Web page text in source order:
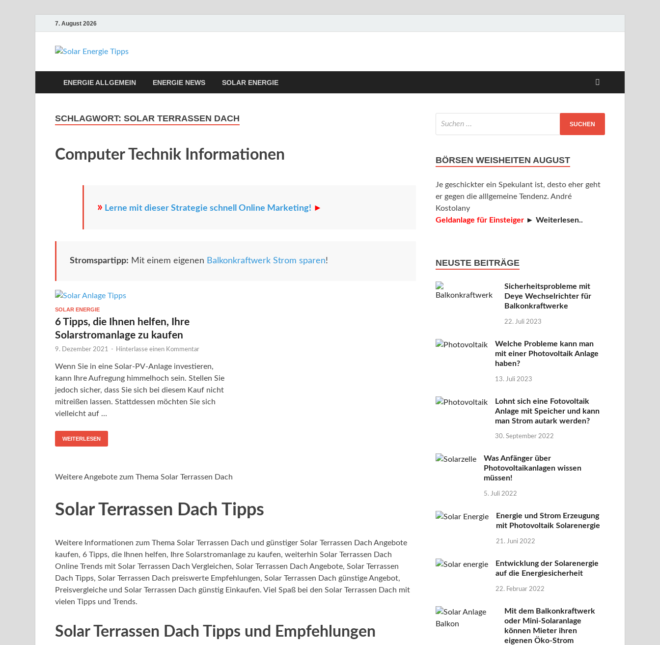
7. August 2026
Solar Energie Tipps
ENERGIE ALLGEMEIN ENERGIE NEWS SOLAR ENERGIE
SCHLAGWORT: SOLAR TERRASSEN DACH
Computer Technik Informationen
» Lerne mit dieser Strategie schnell Online Marketing! ►
Stromspartipp: Mit einem eigenen Balkonkraftwerk Strom sparen!
SOLAR ENERGIE
6 Tipps, die Ihnen helfen, Ihre
Solarstromanlage zu kaufen
9. Dezember 2021 - Hinterlasse einen Kommentar
Wenn Sie in eine Solar-PV-Anlage investieren,
kann Ihre Aufregung himmelhoch sein. Stellen Sie
jedoch sicher, dass Sie sich bei diesem Kauf nicht
mitreißen lassen. Stattdessen möchten Sie sich
vielleicht auf …
WEITERLESEN
Weitere Angebote zum Thema Solar Terrassen Dach
Solar Terrassen Dach Tipps
Weitere Informationen zum Thema Solar Terrassen Dach und günstiger Solar Terrassen Dach Angebote
kaufen, 6 Tipps, die Ihnen helfen, Ihre Solarstromanlage zu kaufen, weiterhin Solar Terrassen Dach
Online Trends mit Solar Terrassen Dach Vergleichen, Solar Terrassen Dach Angebote, Solar Terrassen
Dach Tipps, Solar Terrassen Dach preiswerte Empfehlungen, Solar Terrassen Dach günstige Angebot,
Preisvergleiche und Solar Terrassen Dach günstig Einkaufen. Viel Spaß bei den Solar Terrassen Dach mit
vielen Tipps und Trends.
Solar Terrassen Dach Tipps und Empfehlungen
BÖRSEN WEISHEITEN AUGUST
Je geschickter ein Spekulant ist, desto eher geht
er gegen die alllgemeine Tendenz. André
Kostolany
Geldanlage für Einsteiger ► Weiterlesen..
NEUSTE BEITRÄGE
Sicherheitsprobleme mit
Deye Wechselrichter für
Balkonkraftwerke
22. Juli 2023
Welche Probleme kann man
mit einer Photovoltaik Anlage
haben?
13. Juli 2023
Lohnt sich eine Fotovoltaik
Anlage mit Speicher und kann
man Strom autark werden?
30. September 2022
Was Anfänger über
Photovoltaikanlagen wissen
müssen!
5. Juli 2022
Energie und Strom Erzeugung
mit Photovoltaik Solarenergie
21. Juni 2022
Entwicklung der Solarenergie
auf die Energiesicherheit
22. Februar 2022
Mit dem Balkonkraftwerk
oder Mini-Solaranlage
können Mieter ihren
eigenen Öko-Strom